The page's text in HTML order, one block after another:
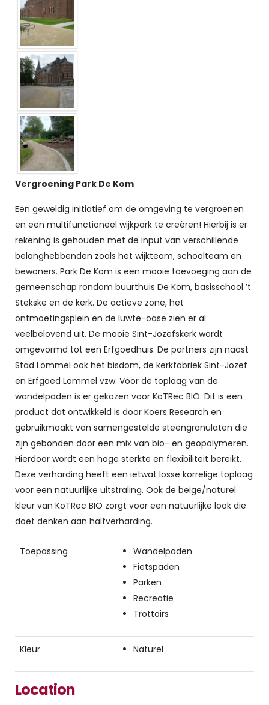
Vergroening Park De Kom
Een geweldig initiatief om de omgeving te vergroenen
en een multifunctioneel wijkpark te creëren! Hierbij is er
rekening is gehouden met de input van verschillende
belanghebbenden zoals het wijkteam, schoolteam en
bewoners. Park De Kom is een mooie toevoeging aan de
gemeenschap rondom buurthuis De Kom, basisschool ’t
Stekske en de kerk. De actieve zone, het
ontmoetingsplein en de luwte-oase zien er al
veelbelovend uit. De mooie Sint-Jozefskerk wordt
omgevormd tot een Erfgoedhuis. De partners zijn naast
Stad Lommel ook het bisdom, de kerkfabriek Sint-Jozef
en Erfgoed Lommel vzw. Voor de toplaag van de
wandelpaden is er gekozen voor KoTRec BIO. Dit is een
product dat ontwikkeld is door Koers Research en
gebruikmaakt van samengestelde steengranulaten die
zijn gebonden door een mix van bio- en geopolymeren.
Hierdoor wordt een hoge sterkte en flexibiliteit bereikt.
Deze verharding heeft een ietwat losse korrelige toplaag
voor een natuurlijke uitstraling. Ook de beige/naturel
kleur van KoTRec BIO zorgt voor een natuurlijke look die
doet denken aan halfverharding.
Toepassing
Wandelpaden
Fietspaden
Parken
Recreatie
Trottoirs
Kleur Naturel
Location